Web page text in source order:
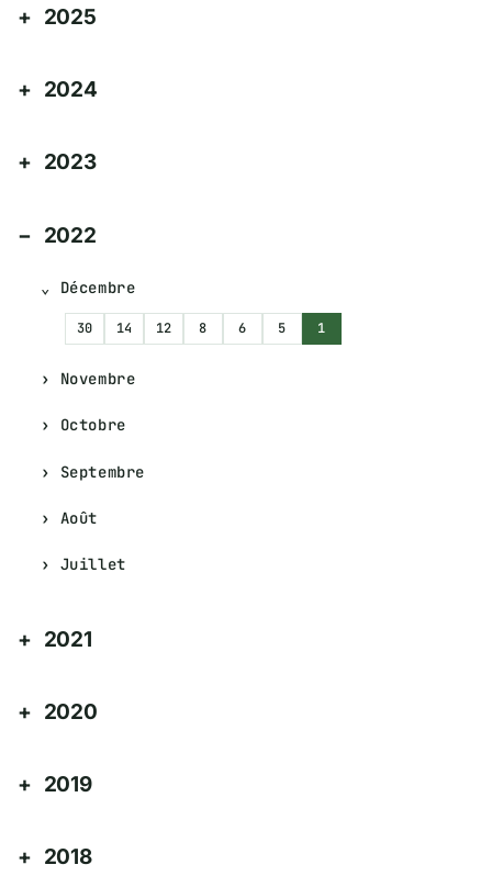
2025
2024
2023
2022
Décembre
30 14 12 8 6 5 1
Novembre
Octobre
Septembre
Août
Juillet
2021
2020
2019
2018